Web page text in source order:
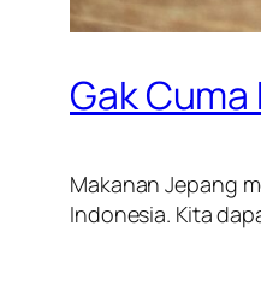
Gak
Makanan Jepang
Indonesia. Kita